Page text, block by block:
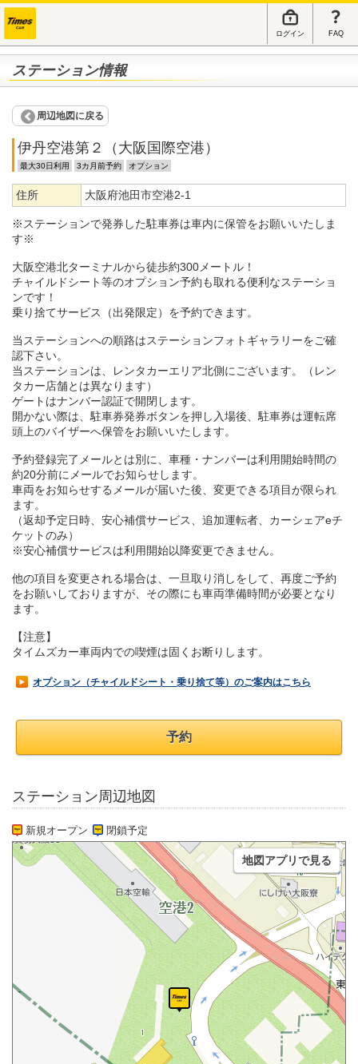
ログイン FAQ
ステーション情報
周辺地図に戻る
伊丹空港第２（大阪国際空港）
最大30日利用 3カ月前予約 オプション
住所 大阪府池田市空港2-1
※ステーションで発券した駐車券は車内に保管をお願いいたしま
す※
大阪空港北ターミナルから徒歩約300メートル！
チャイルドシート等のオプション予約も取れる便利なステーショ
ンです！
乗り捨てサービス（出発限定）を予約できます。
当ステーションへの順路はステーションフォトギャラリーをご確
認下さい。
当ステーションは、レンタカーエリア北側にございます。（レン
タカー店舗とは異なります）
ゲートはナンバー認証で開閉します。
開かない際は、駐車券発券ボタンを押し入場後、駐車券は運転席
頭上のバイザーへ保管をお願いいたします。
予約登録完了メールとは別に、車種・ナンバーは利用開始時間の
約20分前にメールでお知らせします。
車両をお知らせするメールが届いた後、変更できる項目が限られ
ます。
（返却予定日時、安心補償サービス、追加運転者、カーシェアeチ
ケットのみ）
※安心補償サービスは利用開始以降変更できません。
他の項目を変更される場合は、一旦取り消しをして、再度ご予約
をお願いしておりますが、その際にも車両準備時間が必要となり
ます。
【注意】
タイムズカー車両内での喫煙は固くお断りします。
オプション（チャイルドシート・乗り捨て等）のご案内はこちら
予約
ステーション周辺地図
新規オープン 閉鎖予定
地図アプリで見る